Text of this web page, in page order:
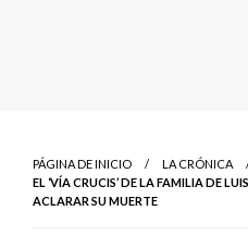
PÁGINA DE INICIO
LA CRÓNICA
EL ‘VÍA CRUCIS’ DE LA FAMILIA DE
ACLARAR SU MUERTE